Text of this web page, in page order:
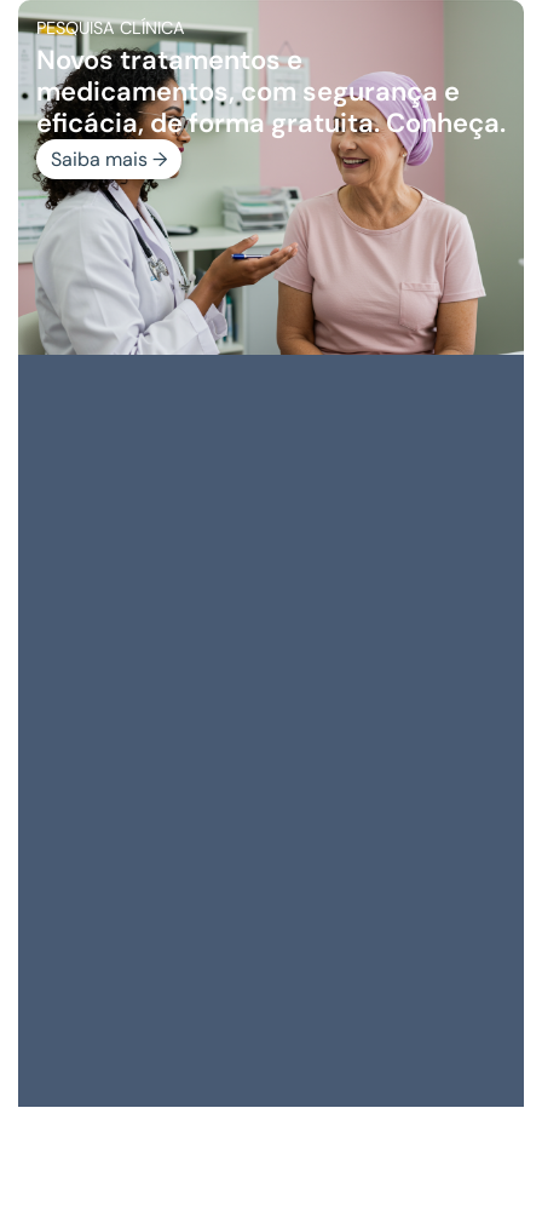
PESQUISA CLÍNICA
Novos tratamentos e
medicamentos, com segurança e
eficácia, de forma gratuita. Conheça.
Saiba mais →